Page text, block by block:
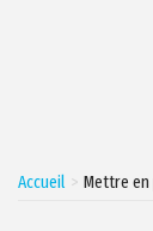
Accueil Mettre en